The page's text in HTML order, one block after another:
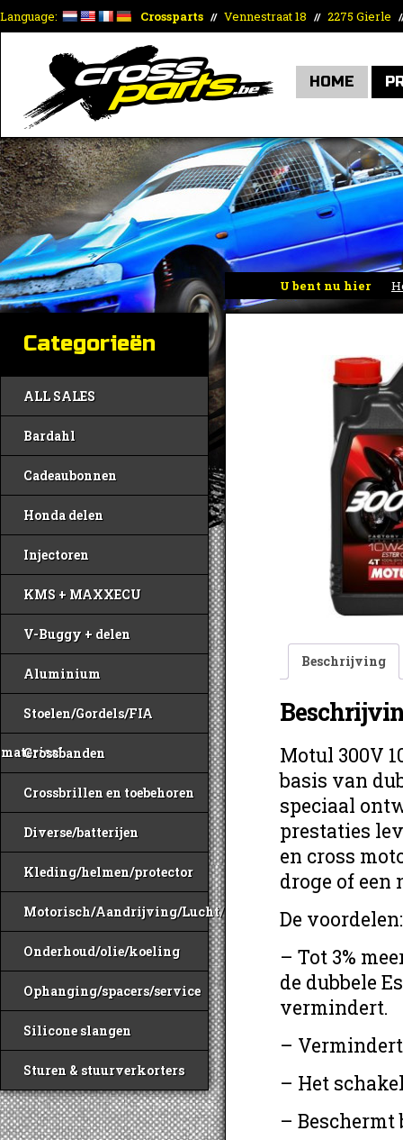
Language: Crossparts // Vennestraat 18 // 2275 Gierle
HOME
U bent nu hier
Categorieën
ALL SALES
Bardahl
Cadeaubonnen
Honda delen
Injectoren
KMS + MAXXECU
V-Buggy + delen
Aluminium
Stoelen/Gordels/FIA
materiaal
Crossbanden
Crossbrillen en toebehoren
Diverse/batterijen
Kleding/helmen/protector
Motorisch/Aandrijving/Lucht/Benzine
Onderhoud/olie/koeling
Ophanging/spacers/service
Silicone slangen
Sturen & stuurverkorters
Beschrijving
Motul 300V
basis van
speciaal
prestaties
en cross
droge of een
De voordelen:
– Tot 3%
de dubbele
vermindert.
–
– Het
– Beschermt